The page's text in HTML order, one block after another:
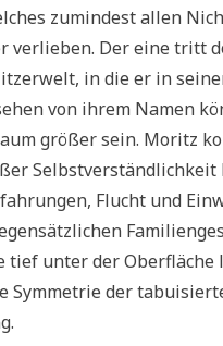
zumindest allen
verlieben. Der eine tritt
in die er in
von ihrem Namen
größer sein. Moritz
Selbstverständlichkeit
Flucht und
unter der Oberfläche
Symmetrie der